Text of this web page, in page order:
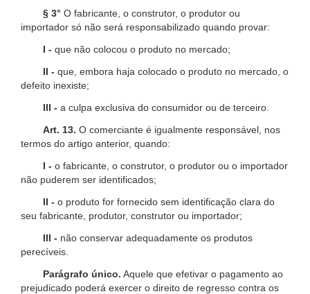
§ 3° O fabricante, o construtor, o produtor ou
importador só não será responsabilizado quando provar:
I - que não colocou o produto no mercado;
II - que, embora haja colocado o produto no mercado, o
defeito inexiste;
III - a culpa exclusiva do consumidor ou de terceiro.
Art. 13. O comerciante é igualmente responsável, nos
termos do artigo anterior, quando:
I - o fabricante, o construtor, o produtor ou o importador
não puderem ser identificados;
II - o produto for fornecido sem identificação clara do
seu fabricante, produtor, construtor ou importador;
III - não conservar adequadamente os produtos
perecíveis.
Parágrafo único. Aquele que efetivar o pagamento ao
prejudicado poderá exercer o direito de regresso contra os